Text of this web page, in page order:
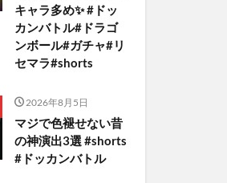
キャラ多め✨️ #ドッ
カンバトル#ドラゴ
ンボール#ガチャ#リ
セマラ#shorts
2026年8月5日
マジで色褪せない昔
の神演出3選 #shorts
#ドッカンバトル